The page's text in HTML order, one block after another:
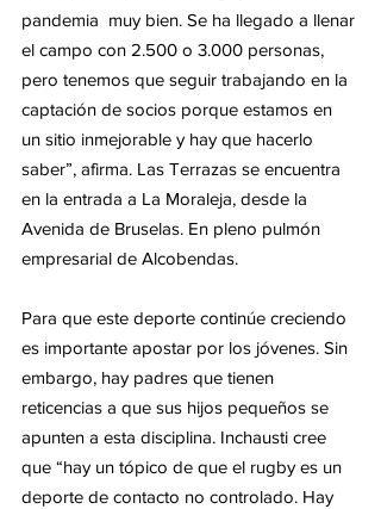
pandemia  muy bien. Se ha llegado a llenar
el campo con 2.500 o 3.000 personas,
pero tenemos que seguir trabajando en la
captación de socios porque estamos en
un sitio inmejorable y hay que hacerlo
saber”, afirma. Las Terrazas se encuentra
en la entrada a La Moraleja, desde la
Avenida de Bruselas. En pleno pulmón
empresarial de Alcobendas.
Para que este deporte continúe creciendo
es importante apostar por los jóvenes. Sin
embargo, hay padres que tienen
reticencias a que sus hijos pequeños se
apunten a esta disciplina. Inchausti cree
que “hay un tópico de que el rugby es un
deporte de contacto no controlado. Hay